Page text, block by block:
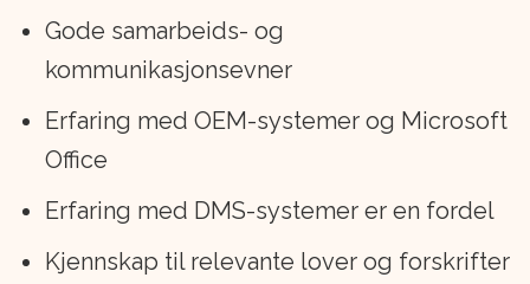
Gode samarbeids- og
kommunikasjonsevner
Erfaring med OEM-systemer og Microsoft
Office
Erfaring med DMS-systemer er en fordel
Kjennskap til relevante lover og forskrifter